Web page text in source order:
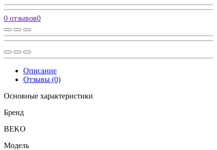
0 отзывов0
Описание
Отзывы (0)
Основные характеристики
Бренд
BEKO
Модель